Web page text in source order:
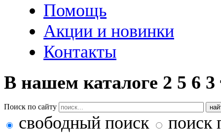
Помощь
Акции и новинки
Контакты
В нашем каталоге 2 5 6 3
Поиск по сайту
свободный поиск поиск